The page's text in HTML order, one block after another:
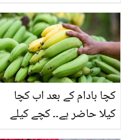
شدہ تیل کو دوبارہ قابل
استعمال بنانے کا طریقہ
کچا بادام کے بعد اب کچا
کیلا حاضر ہے۔۔ کچے کیلے